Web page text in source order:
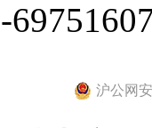
沪公网